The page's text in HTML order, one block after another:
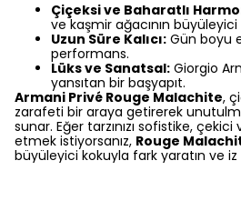
Çiçeksi ve Baharatlı
ve kaşmir ağacının
Uzun Süre Kalıcı: Gün boyu
performans.
Lüks ve Sanatsal: Giorgio
yansıtan bir başyapıt.
Armani Privé Rouge Malachite,
zarafeti bir araya getirerek
sunar. Eğer tarzınızı sofistike,
etmek istiyorsanız, Rouge
büyüleyici kokuyla fark yaratın ve iz